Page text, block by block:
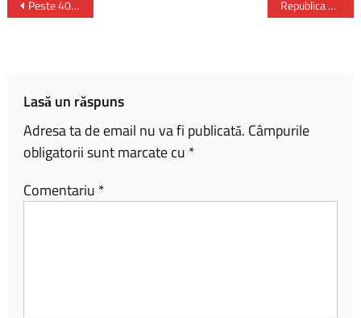
b
Peste 40000 de bucureşteni au activat energia Noului An în Parcul Titan din Sectorul 3 Republica Cehă îşi redeschide ambasada la Damasc pentru a ajuta SUA
Lasă un răspuns
Adresa ta de email nu va fi publicată. Câmpurile
obligatorii sunt marcate cu *
Comentariu *